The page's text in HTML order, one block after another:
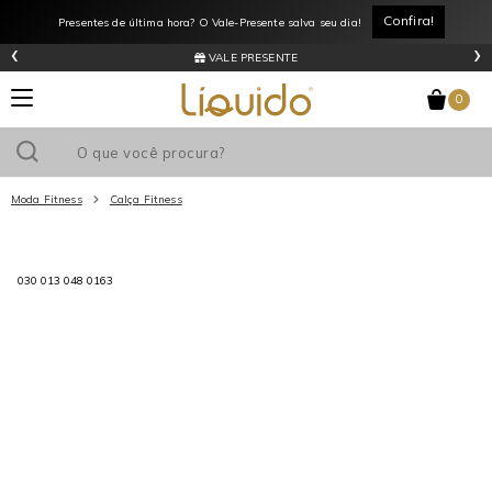
Presentes de última hora? O Vale-Presente salva seu dia! Confira!
VALE PRESENTE
‹ ›
0
Moda Fitness Calça Fitness
030 013 048 0163